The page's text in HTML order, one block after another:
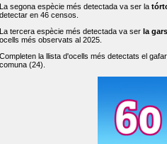
La segona espècie més detectada va ser la
detectar en 46 censos.
La tercera espècie més detectada va ser la
ocells més observats al 2025.
Completen la llista d'ocells més detectats el
comuna (24).